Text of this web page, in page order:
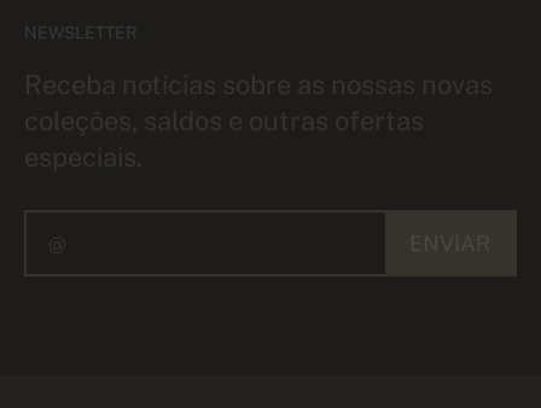
NEWSLETTER
Receba notícias sobre as nossas novas
coleções, saldos e outras ofertas
especiais.